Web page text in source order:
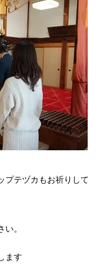
プテヅカもお祈りして
。
ます